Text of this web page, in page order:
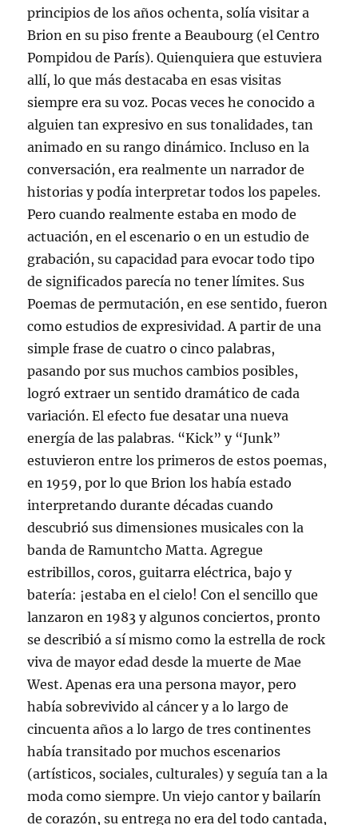
principios de los años ochenta, solía visitar a
Brion en su piso frente a Beaubourg (el Centro
Pompidou de París). Quienquiera que estuviera
allí, lo que más destacaba en esas visitas
siempre era su voz. Pocas veces he conocido a
alguien tan expresivo en sus tonalidades, tan
animado en su rango dinámico. Incluso en la
conversación, era realmente un narrador de
historias y podía interpretar todos los papeles.
Pero cuando realmente estaba en modo de
actuación, en el escenario o en un estudio de
grabación, su capacidad para evocar todo tipo
de significados parecía no tener límites. Sus
Poemas de permutación, en ese sentido, fueron
como estudios de expresividad. A partir de una
simple frase de cuatro o cinco palabras,
pasando por sus muchos cambios posibles,
logró extraer un sentido dramático de cada
variación. El efecto fue desatar una nueva
energía de las palabras. “Kick” y “Junk”
estuvieron entre los primeros de estos poemas,
en 1959, por lo que Brion los había estado
interpretando durante décadas cuando
descubrió sus dimensiones musicales con la
banda de Ramuntcho Matta. Agregue
estribillos, coros, guitarra eléctrica, bajo y
batería: ¡estaba en el cielo! Con el sencillo que
lanzaron en 1983 y algunos conciertos, pronto
se describió a sí mismo como la estrella de rock
viva de mayor edad desde la muerte de Mae
West. Apenas era una persona mayor, pero
había sobrevivido al cáncer y a lo largo de
cincuenta años a lo largo de tres continentes
había transitado por muchos escenarios
(artísticos, sociales, culturales) y seguía tan a la
moda como siempre. Un viejo cantor y bailarín
de corazón, su entrega no era del todo cantada,